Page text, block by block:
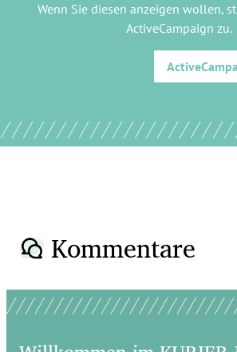
Wenn Sie diesen anzeigen wollen,
ActiveCampaign zu.
Kommentare